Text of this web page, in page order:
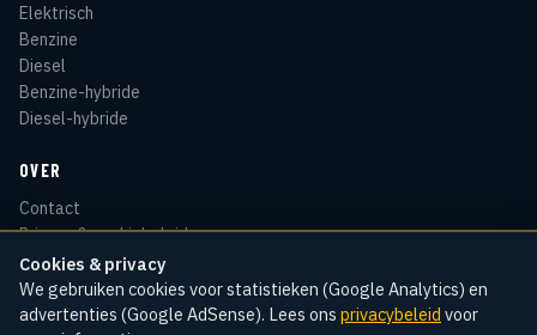
Cookies & privacy
We gebruiken cookies voor statistieken (Google Analytics) en
advertenties (Google AdSense). Lees ons privacybeleid voor
Elektrisch
Benzine
Diesel
Benzine-hybride
Diesel-hybride
OVER
Contact
Privacy & cookiebeleid
Disclaimer
Sitemap